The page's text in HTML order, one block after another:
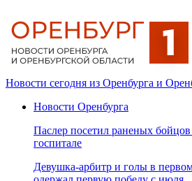
Новости сегодня из Оренбурга и
Новости Оренбурга
Паслер посетил раненых
госпитале
Девушка-арбитр и голы в